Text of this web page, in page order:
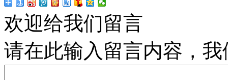
欢迎给我们留言
请在此输入留言内容，